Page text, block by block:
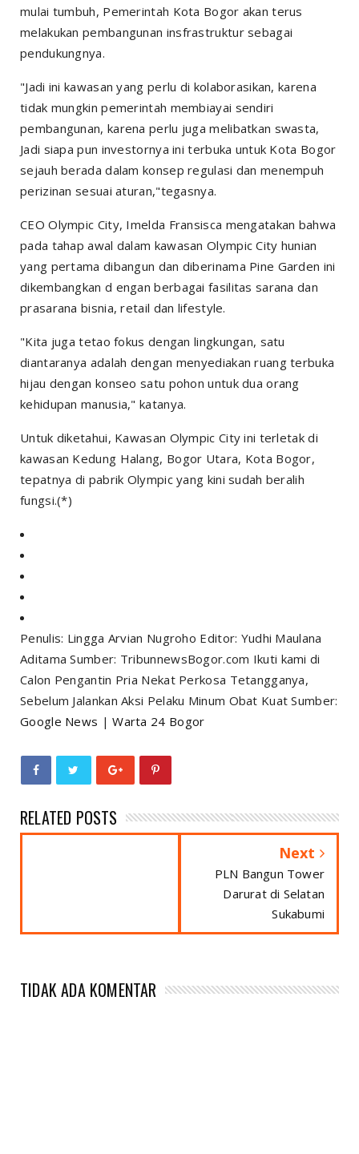
mulai tumbuh, Pemerintah Kota Bogor akan terus
melakukan pembangunan insfrastruktur sebagai
pendukungnya.
"Jadi ini kawasan yang perlu di kolaborasikan, karena
tidak mungkin pemerintah membiayai sendiri
pembangunan, karena perlu juga melibatkan swasta,
Jadi siapa pun investornya ini terbuka untuk Kota Bogor
sejauh berada dalam konsep regulasi dan menempuh
perizinan sesuai aturan,"tegasnya.
CEO Olympic City, Imelda Fransisca mengatakan bahwa
pada tahap awal dalam kawasan Olympic City hunian
yang pertama dibangun dan diberinama Pine Garden ini
dikembangkan d engan berbagai fasilitas sarana dan
prasarana bisnia, retail dan lifestyle.
"Kita juga tetao fokus dengan lingkungan, satu
diantaranya adalah dengan menyediakan ruang terbuka
hijau dengan konseo satu pohon untuk dua orang
kehidupan manusia," katanya.
Untuk diketahui, Kawasan Olympic City ini terletak di
kawasan Kedung Halang, Bogor Utara, Kota Bogor,
tepatnya di pabrik Olympic yang kini sudah beralih
fungsi.(*)
Penulis: Lingga Arvian Nugroho Editor: Yudhi Maulana
Aditama Sumber: TribunnewsBogor.com Ikuti kami di
Calon Pengantin Pria Nekat Perkosa Tetangganya,
Sebelum Jalankan Aksi Pelaku Minum Obat Kuat Sumber:
Google News |Warta 24 Bogor
RELATED POSTS
Next
PLN Bangun Tower
Darurat di Selatan
Sukabumi
TIDAK ADA KOMENTAR